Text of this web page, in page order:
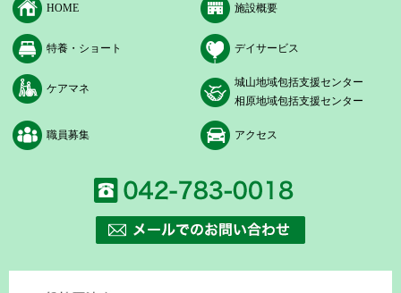
HOME 施設概要
特養・ショート デイサービス
ケアマネ
城山地域包括支援センター
相原地域包括支援センター
職員募集 アクセス